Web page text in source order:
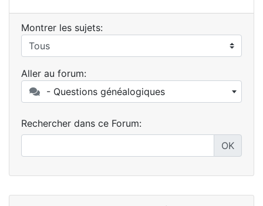
Montrer les sujets:
Aller au forum:
- Questions généalogiques
Rechercher dans ce Forum:
OK